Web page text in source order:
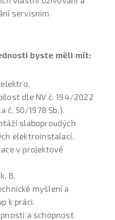
servisním
byste měli mít:
dle NV č. 194/2022
č. 50/1978 Sb.).
slaboproudých
elektroinstalací.
v projektové
B.
myšlení a
k práci.
a schopnost